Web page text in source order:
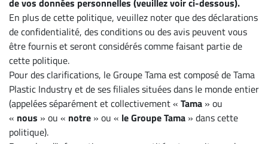
de vos données personnelles (veuillez voir ci-dessous).
En plus de cette politique, veuillez noter que des déclarations
de confidentialité, des conditions ou des avis peuvent vous
être fournis et seront considérés comme faisant partie de
cette politique.
Pour des clarifications, le Groupe Tama est composé de Tama
Plastic Industry et de ses filiales situées dans le monde entier
(appelées séparément et collectivement « Tama » ou
« nous » ou « notre » ou « le Groupe Tama » dans cette
politique).